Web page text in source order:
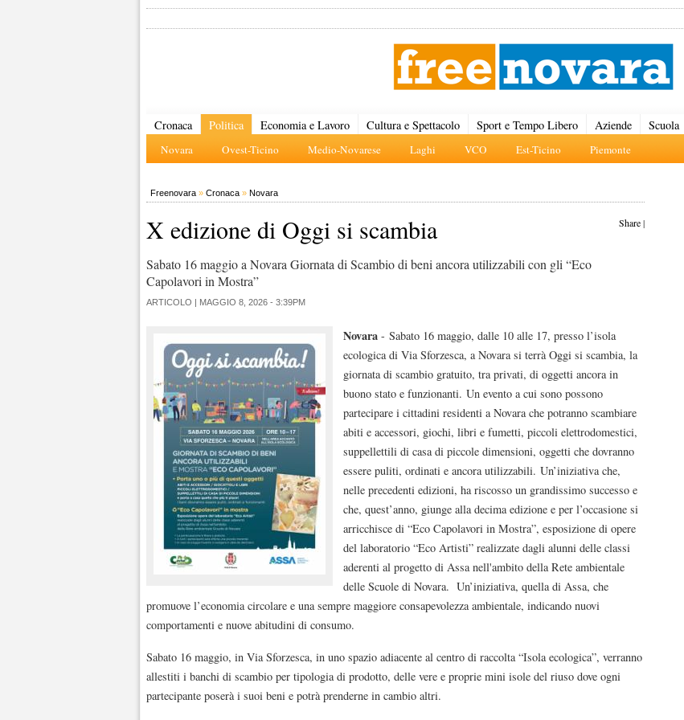
Cronaca Politica
Novara Ovest-Ticino Medio-Novarese Laghi VCO Est-Ticino Piemonte
Economia e Lavoro Cultura e Spettacolo Sport e Tempo Libero Aziende Scuola
Freenovara » Cronaca » Novara
Share|
X edizione di Oggi si scambia
Sabato 16 maggio a Novara Giornata di Scambio di beni ancora utilizzabili con gli “Eco
Capolavori in Mostra”
ARTICOLO | MAGGIO 8, 2026 - 3:39PM
Novara - Sabato 16 maggio, dalle 10 alle 17, presso l’isola
ecologica di Via Sforzesca, a Novara si terrà Oggi si scambia, la
giornata di scambio gratuito, tra privati, di oggetti ancora in
buono stato e funzionanti. Un evento a cui sono possono
partecipare i cittadini residenti a Novara che potranno scambiare
abiti e accessori, giochi, libri e fumetti, piccoli elettrodomestici,
suppellettili di casa di piccole dimensioni, oggetti che dovranno
essere puliti, ordinati e ancora utilizzabili. Un’iniziativa che,
nelle precedenti edizioni, ha riscosso un grandissimo successo e
che, quest’anno, giunge alla decima edizione e per l’occasione si
arricchisce di “Eco Capolavori in Mostra”, esposizione di opere
del laboratorio “Eco Artisti” realizzate dagli alunni delle classi
aderenti al progetto di Assa nell'ambito della Rete ambientale
delle Scuole di Novara. Un’iniziativa, quella di Assa, che
promuove l’economia circolare e una sempre maggiore consapevolezza ambientale, indicando nuovi
comportamenti e nuove abitudini di consumo.
Sabato 16 maggio, in Via Sforzesca, in uno spazio adiacente al centro di raccolta “Isola ecologica”, verranno
allestiti i banchi di scambio per tipologia di prodotto, delle vere e proprie mini isole del riuso dove ogni
partecipante poserà i suoi beni e potrà prenderne in cambio altri.